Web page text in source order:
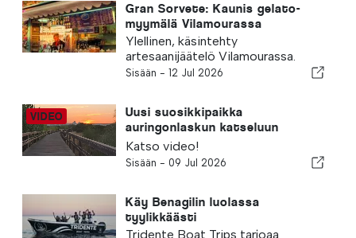
Gran Sorvete: Kaunis gelato-
myymälä Vilamourassa
Ylellinen, käsintehty
artesaanijäätelö Vilamourassa.
Sisään - 12 Jul 2026
Uusi suosikkipaikka
auringonlaskun katseluun
Algarvessa
Katso video!
Sisään - 09 Jul 2026
Käy Benagilin luolassa
tyylikkäästi
Tridente Boat Trips tarjoaa